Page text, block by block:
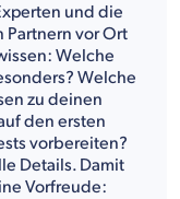
und die
Partnern vor Ort
Welche
Welche
zu deinen
den ersten
vorbereiten?
Details. Damit
Vorfreude: